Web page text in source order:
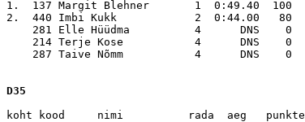
1.  137 Margit Blehner       1  0:49.40  100
2.  440 Imbi Kukk            2  0:44.00   80
    281 Elle Hüüdma          4      DNS    0
    214 Terje Kose           4      DNS    0
    287 Taive Nõmm           4      DNS    0
D35
koht kood     nimi          rada  aeg   punkte